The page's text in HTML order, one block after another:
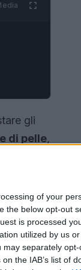
of your
the below opt-out
is processed
utilized by us
may separately
the IAB’s list of
gli
di pelle,
per la
e stili. Si
sempre